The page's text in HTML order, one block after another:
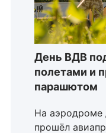
День ВДВ
полетами и
парашютом
На
прошёл